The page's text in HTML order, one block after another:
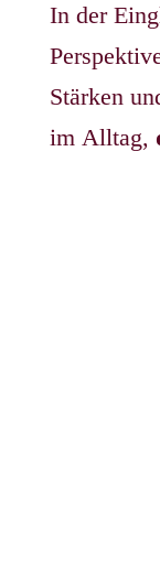
In der
Stärken
im Alltag,